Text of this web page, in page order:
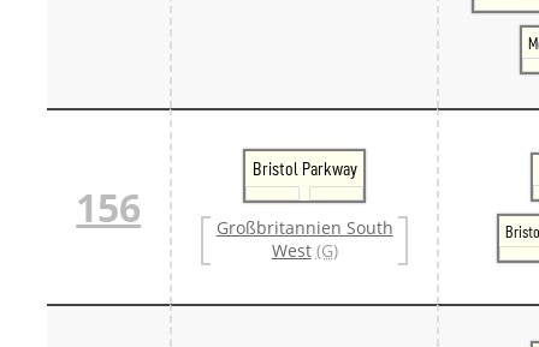
156
Bristol Parkway
Großbritannien South
West (G)